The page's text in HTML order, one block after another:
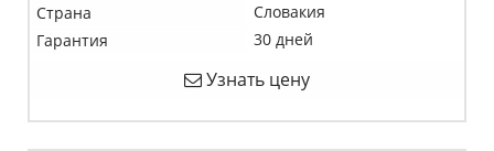
Страна
Словакия
Гарантия
30 дней
Узнать цену